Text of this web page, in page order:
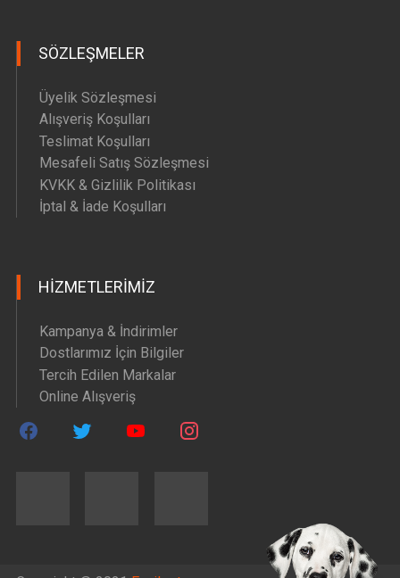
SÖZLEŞMELER
Üyelik Sözleşmesi
Alışveriş Koşulları
Teslimat Koşulları
Mesafeli Satış Sözleşmesi
KVKK & Gizlilik Politikası
İptal & İade Koşulları
HIZMETLERIMIZ
Kampanya & İndirimler
Dostlarımız İçin Bilgiler
Tercih Edilen Markalar
Online Alışveriş